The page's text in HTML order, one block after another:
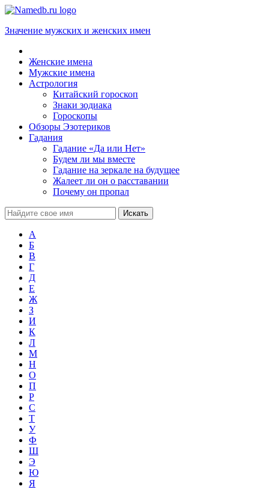
Значение мужских и женских имен
Женские имена
Мужские имена
Астрология
Китайский гороскоп
Знаки зодиака
Гороскопы
Обзоры Эзотериков
Гадания
Гадание «Да или Нет»
Будем ли мы вместе
Гадание на зеркале на будущее
Жалеет ли он о расставании
Почему он пропал
А
Б
В
Г
Д
Е
Ж
З
И
К
Л
М
Н
О
П
Р
С
Т
У
Ф
Ш
Э
Ю
Я